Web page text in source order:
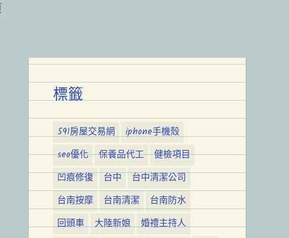
標籤
591房屋交易網
iphone手機殼
seo優化
保養品代工
健檢項目
凹痕修復
台中
台中清潔公司
台南按摩
台南清潔
台南防水
回頭車
大陸新娘
婚禮主持人